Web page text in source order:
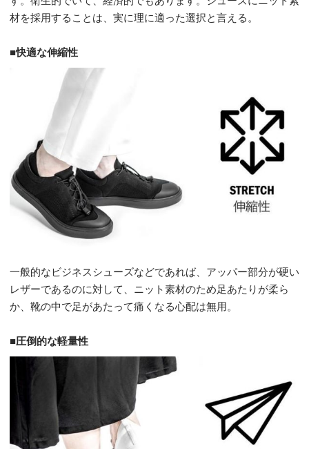
材を採用することは、実に理に適った選択と言える。
■快適な伸縮性
一般的なビジネスシューズなどであれば、アッパー部分が硬い
レザーであるのに対して、ニット素材のため足あたりが柔ら
か、靴の中で足があたって痛くなる心配は無用。
■圧倒的な軽量性